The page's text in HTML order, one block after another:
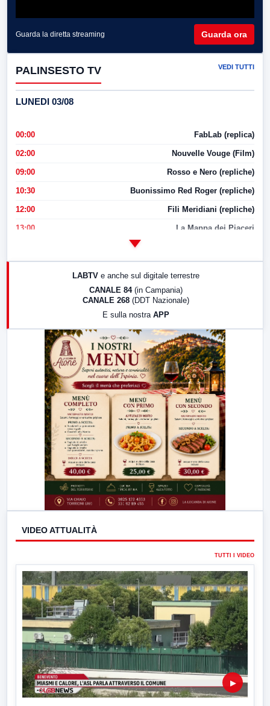
Guarda la diretta streaming Guarda ora
PALINSESTO TV VEDI TUTTI
LUNEDI 03/08
00:00 FabLab (replica)
02:00 Nouvelle Vouge (Film)
09:00 Rosso e Nero (repliche)
10:30 Buonissimo Red Roger (repliche)
12:00 Fili Meridiani (repliche)
13:00 La Mappa dei Piaceri
LabNews (replica)
LABTV e anche sul digitale terrestre
CANALE 84 (in Campania)
CANALE 268 (DDT Nazionale)
E sulla nostra APP
VIDEO ATTUALITÀ
TUTTI I VIDEO
▶